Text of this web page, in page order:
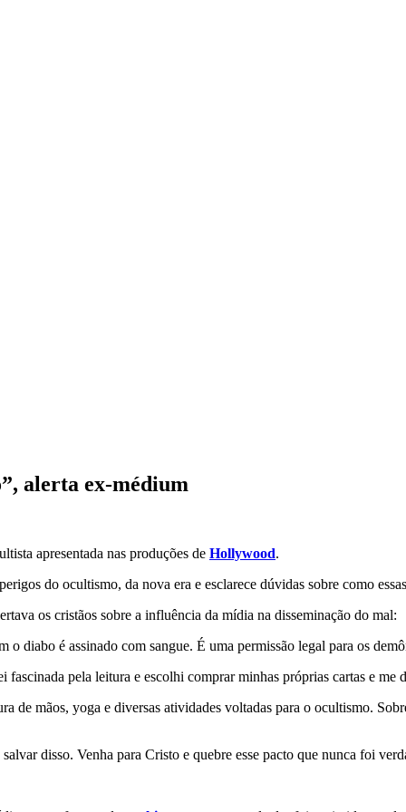
alerta ex-médium
apresentada nas produções de Hollywood.
do ocultismo, da nova era e esclarece dúvidas sobre como
os cristãos sobre a influência da mídia na disseminação do mal:
diabo é assinado com sangue. É uma permissão legal para os
pela leitura e escolhi comprar minhas próprias cartas e me
mãos, yoga e diversas atividades voltadas para o ocultismo.
disso. Venha para Cristo e quebre esse pacto que nunca foi